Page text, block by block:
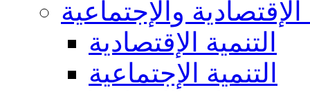
الإقتصادية والإجتماعية
التنمية الإقتصادية
التنمية الإجتماعية